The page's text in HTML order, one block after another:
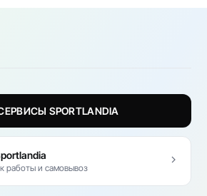
SPORTLANDIA
работы и самовывоз